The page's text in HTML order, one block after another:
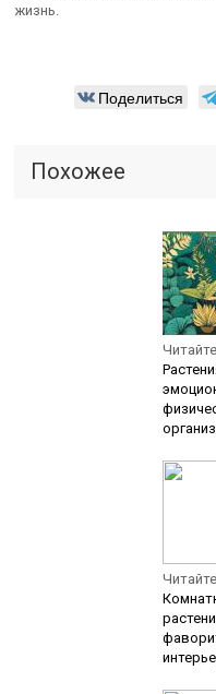
жизнь.
Поделиться
Похожее